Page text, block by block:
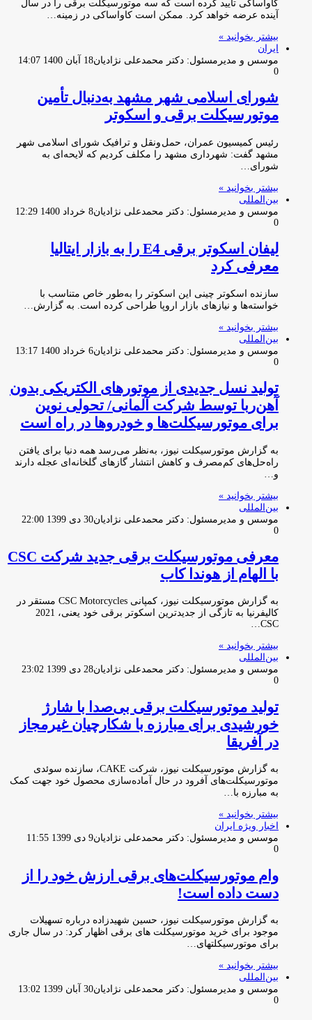
کاواساکی تایید کرده است که سه موتورسیکلت برقی را در سال
آینده عرضه خواهد کرد. ممکن است کاواساکی در زمینه…
بیشتر بخوانید »
ایران
موسس و مدیرمسئول: دکتر محمدعلی نژادیان18 آبان 1400 14:07
0
شورای اسلامی شهر مشهد به‌دنبال تأمین
موتورسیکلت برقی و اسکوتر
رئیس کمیسیون عمران، حمل ونقل و ترافیک شورای اسلامی شهر
مشهد گفت: شهرداری مشهد را مکلف کردیم که لایحه‌ای به
شورای…
بیشتر بخوانید »
بین‌المللی
موسس و مدیرمسئول: دکتر محمدعلی نژادیان8 خرداد 1400 12:29
0
لیفان اسکوتر برقی E4 را به بازار ایتالیا
معرفی کرد
سازنده اسکوتر چینی این اسکوتر را به‌طور خاص متناسب با
خواسته‌ها و نیازهای بازار اروپا طراحی کرده است. به گزارش…
بیشتر بخوانید »
بین‌المللی
موسس و مدیرمسئول: دکتر محمدعلی نژادیان6 خرداد 1400 13:17
0
تولید نسل جدیدی از موتورهای الکتریکی بدون
آهن‌ربا توسط شرکت آلمانی/ تحولی نوین
برای موتورسیکلت‌ها و خودروها در راه است
به گزارش موتورسیکلت نیوز، به‌نظر می‌رسد همه دنیا برای یافتن
راه‌حل‌های کم‌مصرف و کاهش انتشار گازهای گلخانه‌ای عجله دارند
و…
بیشتر بخوانید »
بین‌المللی
موسس و مدیرمسئول: دکتر محمدعلی نژادیان30 دی 1399 22:00
0
معرفی موتورسیکلت برقی جدید شرکت CSC
با الهام از هوندا کاب
به گزارش موتورسیکلت نیوز، کمپانی CSC Motorcycles مستقر در
کالیفرنیا به تازگی از جدیدترین اسکوتر برقی خود یعنی، 2021
CSC…
بیشتر بخوانید »
بین‌المللی
موسس و مدیرمسئول: دکتر محمدعلی نژادیان28 دی 1399 23:02
0
تولید موتورسیکلت برقی بی‌صدا با شارژ
خورشیدی برای مبارزه با شکارچیان غیرمجاز
در آفریقا
به گزارش موتورسیکلت نیوز، شرکت CAKE، سازنده سوئدی
موتورسیکلت‌های آفرود در حال آماده‌سازی محصول خود جهت کمک
به مبارزه با…
بیشتر بخوانید »
اخبار ویژه ایران
موسس و مدیرمسئول: دکتر محمدعلی نژادیان9 دی 1399 11:55
0
وام موتورسیکلت‌های برقی ارزش خود را از
دست داده است!
به گزارش موتورسیکلت نیوز، حسین شهیدزاده درباره تسهیلات
موجود برای خرید موتورسیکلت های برقی اظهار کرد: در سال جاری
برای موتورسیکلتهای…
بیشتر بخوانید »
بین‌المللی
موسس و مدیرمسئول: دکتر محمدعلی نژادیان30 آبان 1399 13:02
0